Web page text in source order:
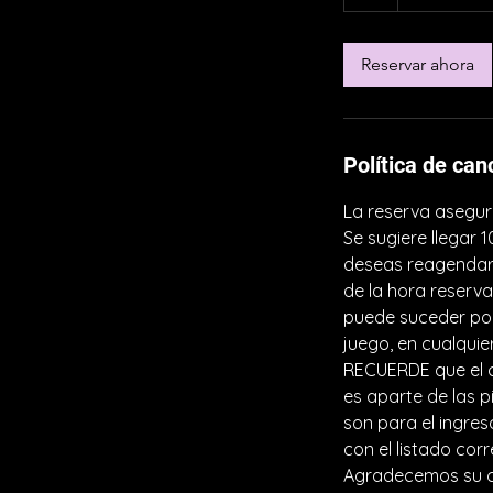
Reservar ahora
Política de
La reserva
Se sugiere llegar
deseas
de la hora
puede suceder
juego, en
RECUERDE que
es aparte de las
son para el
con el listado
Agradecemos su